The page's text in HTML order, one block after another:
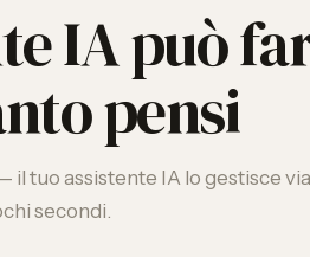
IA può
pensi
tuo assistente IA lo gestisce
secondi.